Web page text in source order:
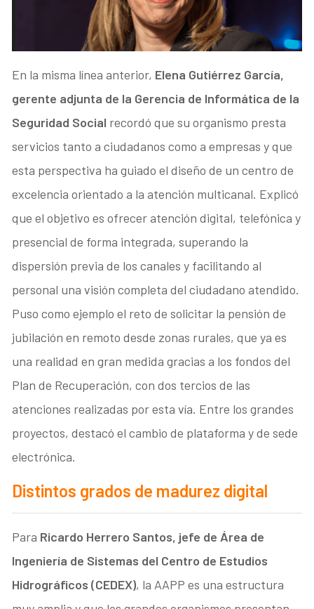
En la misma línea anterior, Elena Gutiérrez García,
gerente adjunta de la Gerencia de Informática de la
Seguridad Social recordó que su organismo presta
servicios tanto a ciudadanos como a empresas y que
esta perspectiva ha guiado el diseño de un centro de
excelencia orientado a la atención multicanal. Explicó
que el objetivo es ofrecer atención digital, telefónica y
presencial de forma integrada, superando la
dispersión previa de los canales y facilitando al
personal una visión completa del ciudadano atendido.
Puso como ejemplo el reto de solicitar la pensión de
jubilación en remoto desde zonas rurales, que ya es
una realidad en gran medida gracias a los fondos del
Plan de Recuperación, con dos tercios de las
atenciones realizadas por esta vía. Entre los grandes
proyectos, destacó el cambio de plataforma y de sede
electrónica.
Distintos grados de madurez digital
Para Ricardo Herrero Santos, jefe de Área de
Ingeniería de Sistemas del Centro de Estudios
Hidrográficos (CEDEX), la AAPP es una estructura